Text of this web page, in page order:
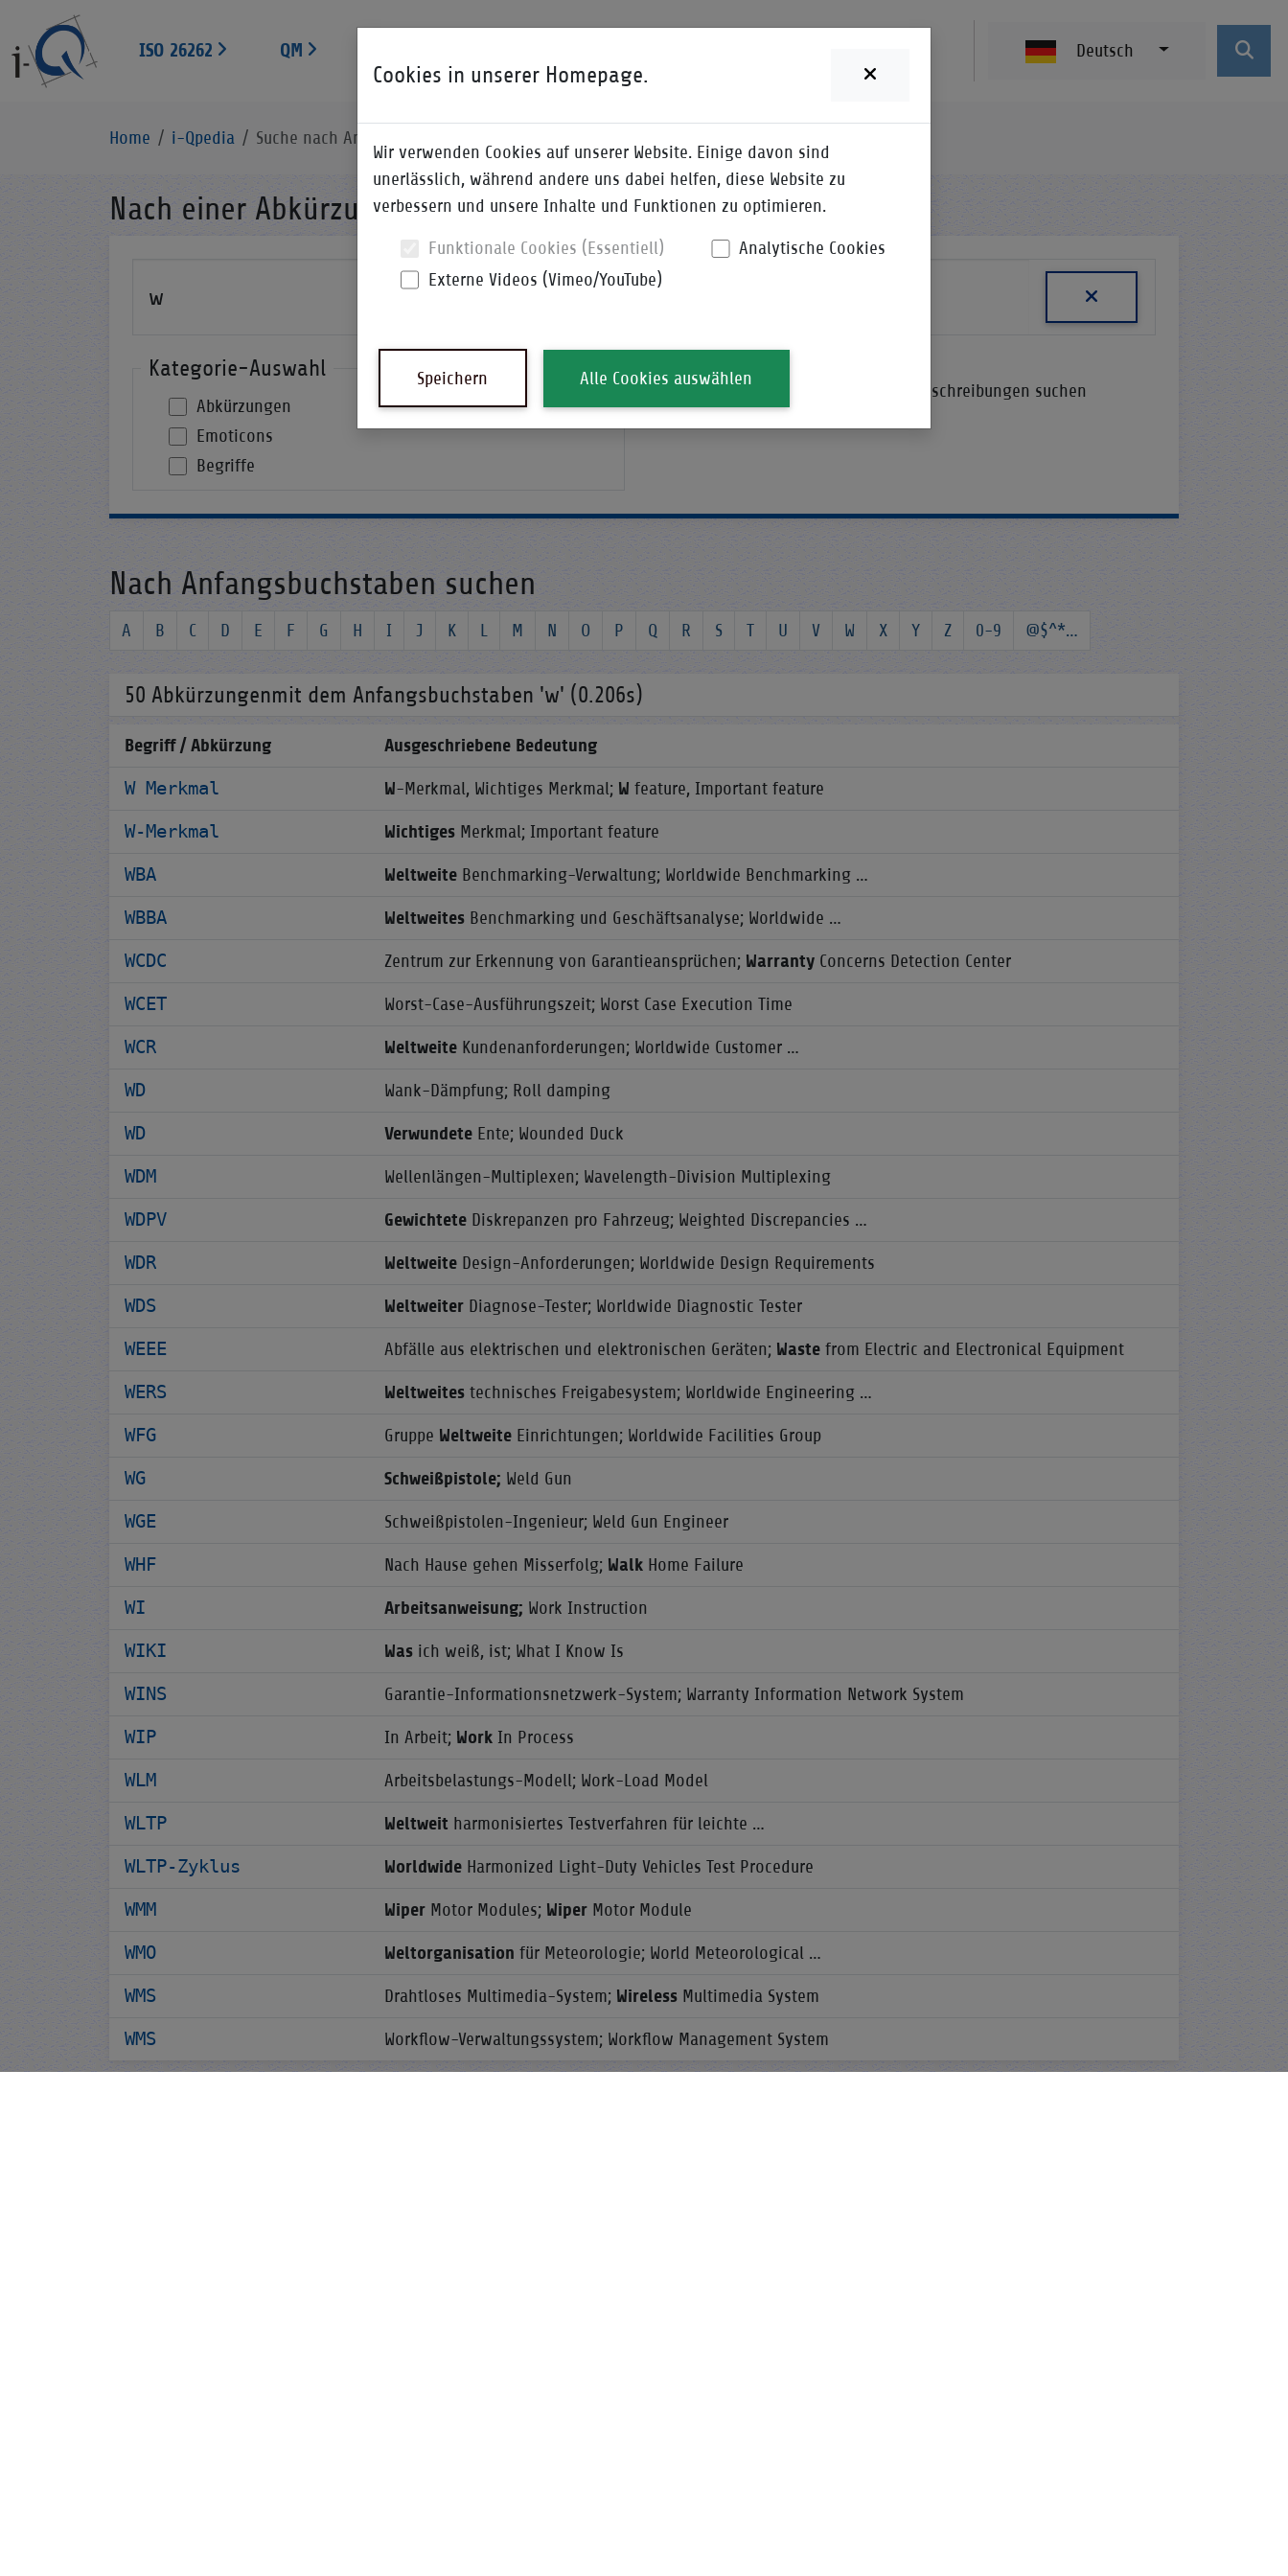
ISO 26262 QM Deutsch
Home i-Qpedia Suche nach Anfangsbuchstaben
Nach einer Abkürzung suchen
Kategorie-Auswahl
Abkürzungen
Emoticons
Begriffe
In Synonymen suchen In Beschreibungen suchen
Nach Anfangsbuchstaben suchen
A B C D E F G H I J K L M N O P Q R S T U V W X Y Z 0-9 @$^*…
50 Abkürzungenmit dem Anfangsbuchstaben 'w' (0.206s)
Begriff / Abkürzung Ausgeschriebene Bedeutung
W Merkmal W-Merkmal, Wichtiges Merkmal; W feature, Important feature
W-Merkmal Wichtiges Merkmal; Important feature
WBA Weltweite Benchmarking-Verwaltung; Worldwide Benchmarking …
WBBA Weltweites Benchmarking und Geschäftsanalyse; Worldwide …
WCDC Zentrum zur Erkennung von Garantieansprüchen; Warranty Concerns Detection Center
WCET Worst-Case-Ausführungszeit; Worst Case Execution Time
WCR Weltweite Kundenanforderungen; Worldwide Customer …
WD Wank-Dämpfung; Roll damping
WD Verwundete Ente; Wounded Duck
WDM Wellenlängen-Multiplexen; Wavelength-Division Multiplexing
WDPV Gewichtete Diskrepanzen pro Fahrzeug; Weighted Discrepancies …
WDR Weltweite Design-Anforderungen; Worldwide Design Requirements
WDS Weltweiter Diagnose-Tester; Worldwide Diagnostic Tester
WEEE Abfälle aus elektrischen und elektronischen Geräten; Waste from Electric and Electronical Equipment
WERS Weltweites technisches Freigabesystem; Worldwide Engineering …
WFG Gruppe Weltweite Einrichtungen; Worldwide Facilities Group
WG Schweißpistole; Weld Gun
WGE Schweißpistolen-Ingenieur; Weld Gun Engineer
WHF Nach Hause gehen Misserfolg; Walk Home Failure
WI Arbeitsanweisung; Work Instruction
WIKI Was ich weiß, ist; What I Know Is
WINS Garantie-Informationsnetzwerk-System; Warranty Information Network System
WIP In Arbeit; Work In Process
WLM Arbeitsbelastungs-Modell; Work-Load Model
WLTP Weltweit harmonisiertes Testverfahren für leichte …
WLTP-Zyklus Worldwide Harmonized Light-Duty Vehicles Test Procedure
WMM Wiper Motor Modules; Wiper Motor Module
WMO Weltorganisation für Meteorologie; World Meteorological …
WMS Drahtloses Multimedia-System; Wireless Multimedia System
WMS Workflow-Verwaltungssystem; Workflow Management System
Cookies in unserer Homepage.
Wir verwenden Cookies auf unserer Website. Einige davon sind
unerlässlich, während andere uns dabei helfen, diese Website zu
verbessern und unsere Inhalte und Funktionen zu optimieren.
Funktionale Cookies (Essentiell)
Analytische Cookies
Externe Videos (Vimeo/YouTube)
Speichern Alle Cookies auswählen